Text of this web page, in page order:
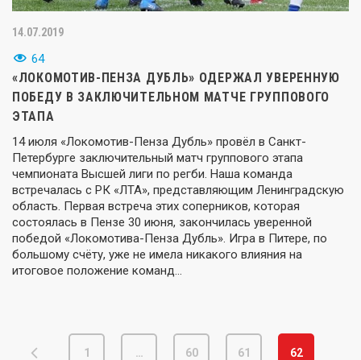
14.07.2019
64
«ЛОКОМОТИВ-ПЕНЗА ДУБЛЬ» ОДЕРЖАЛ УВЕРЕННУЮ
ПОБЕДУ В ЗАКЛЮЧИТЕЛЬНОМ МАТЧЕ ГРУППОВОГО
ЭТАПА
14 июля «Локомотив-Пенза Дубль» провёл в Санкт-
Петербурге заключительный матч группового этапа
чемпионата Высшей лиги по регби. Наша команда
встречалась с РК «ЛТА», представляющим Ленинградскую
область. Первая встреча этих соперников, которая
состоялась в Пензе 30 июня, закончилась уверенной
победой «Локомотива-Пенза Дубль». Игра в Питере, по
большому счёту, уже не имела никакого влияния на
итоговое положение команд…
1 … 60 61 62